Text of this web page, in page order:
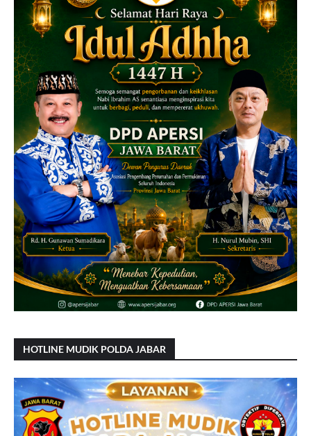
HOTLINE MUDIK POLDA JABAR